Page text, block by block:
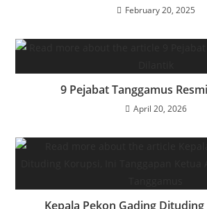
February 20, 2025
9 Pejabat Tanggamus
April 20, 2026
Kepala Pekon Gading